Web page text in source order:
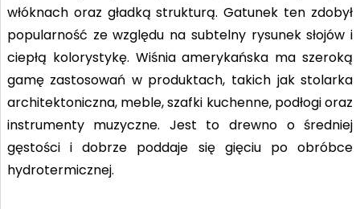
włóknach oraz gładką strukturą. Gatunek ten zdobył
popularność ze względu na subtelny rysunek słojów i
ciepłą kolorystykę. Wiśnia amerykańska ma szeroką
gamę zastosowań w produktach, takich jak stolarka
architektoniczna, meble, szafki kuchenne, podłogi oraz
instrumenty muzyczne. Jest to drewno o średniej
gęstości i dobrze poddaje się gięciu po obróbce
hydrotermicznej.